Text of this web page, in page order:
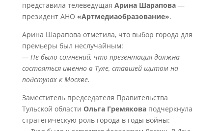
представила телеведущая Арина Шарапова—
президент АНО «Артмедиаобразование».
Арина Шарапова отметила, что выбор города для
премьеры был неслучайным:
— Не было сомнений, что презентация должна
состояться именно в Туле, ставшей щитом на
подступах к Москве.
Заместитель председателя Правительства
Тульской области Ольга Гремяковаподчеркнула
стратегическую роль города в годы войны: